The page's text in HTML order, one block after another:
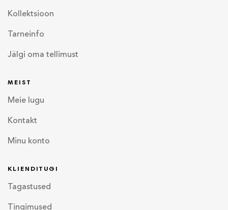
Kollektsioon
Tarneinfo
Jälgi oma tellimust
MEIST
Meie lugu
Kontakt
Minu konto
KLIENDITUGI
Tagastused
Tingimused